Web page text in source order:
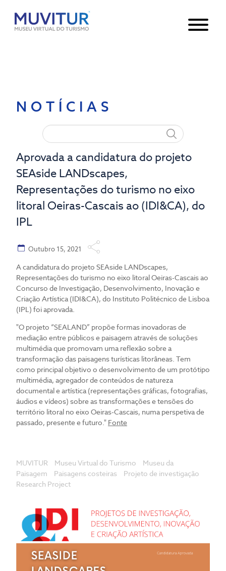
Notice: Undefined index: HTTP_ACCEPT_LANGUAGE in
/var/www/html/core/main/App.php
NOTÍCIAS
Aprovada a candidatura do projeto
SEAside LANDscapes,
Representações do turismo no eixo
litoral Oeiras-Cascais ao (IDI&CA), do
IPL
Outubro 15, 2021
A candidatura do projeto SEAside LANDscapes,
Representações do turismo no eixo litoral Oeiras-Cascais ao
Concurso de Investigação, Desenvolvimento, Inovação e
Criação Artística (IDI&CA), do Instituto Politécnico de Lisboa
(IPL) foi aprovada.
"O projeto “SEALAND” propõe formas inovadoras de
mediação entre públicos e paisagem através de soluções
multimédia que promovam uma reflexão sobre a
transformação das paisagens turísticas litorâneas. Tem
como principal objetivo o desenvolvimento de um protótipo
multimédia, agregador de conteúdos de natureza
documental e artística (representações gráficas, fotografias,
áudios e vídeos) sobre as transformações e tensões do
território litoral no eixo Oeiras-Cascais, numa perspetiva de
passado, presente e futuro." Fonte
MUVITUR Museu Virtual do Turismo
Museu da
Paisagem
Paisagens costeiras
Projeto de investigação
Research Project